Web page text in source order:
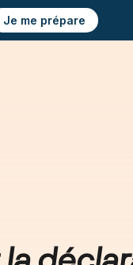
Je me prépare